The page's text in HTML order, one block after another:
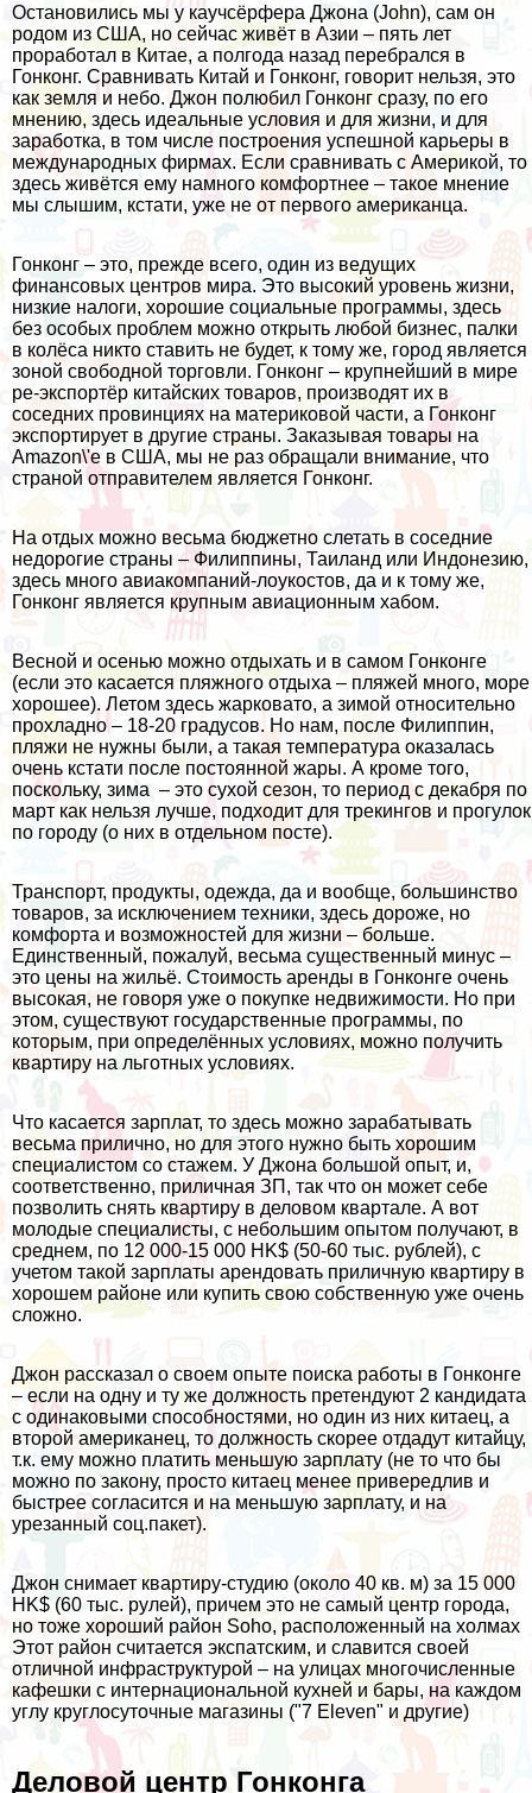
Остановились мы у каучсёрфера Джона (John), сам он
родом изСША, но сейчас живёт в Азии – пять лет
проработал в Китае, а полгода назад перебрался в
Гонконг. Сравнивать Китай и Гонконг, говорит нельзя, это
как земля и небо. Джон полюбил Гонконг сразу, по его
мнению, здесь идеальные условия и для жизни, и для
заработка, в том числе построения успешной карьеры в
международных фирмах. Если сравнивать с Америкой, то
здесь живётся ему намного комфортнее – такое мнение
мы слышим, кстати, уже не от первого американца.
Гонконг – это, прежде всего, один из ведущих
финансовых центров мира. Это высокий уровень жизни,
низкие налоги, хорошие социальные программы, здесь
без особых проблем можно открыть любой бизнес, палки
в колёса никто ставить не будет, к тому же, город является
зоной свободной торговли. Гонконг – крупнейший в мире
ре-экспортёр китайских товаров, производят их в
соседних провинциях на материковой части, а Гонконг
экспортирует в другие страны. Заказывая товары на
Amazon\'e в США, мы не раз обращали внимание, что
страной отправителем является Гонконг.
На отдых можно весьма бюджетно слетать в соседние
недорогие страны –Филиппины, Таиланд или Индонезию,
здесь много авиакомпаний-лоукостов, да и к тому же,
Гонконг является крупным авиационным хабом.
Весной и осенью можно отдыхать и в самом Гонконге
(если это касается пляжного отдыха – пляжей много, море
хорошее). Летом здесь жарковато, а зимой относительно
прохладно – 18-20 градусов. Но нам, после Филиппин,
пляжи не нужны были, а такая температура оказалась
очень кстати после постоянной жары. А кроме того,
поскольку, зима – это сухой сезон, то период с декабря по
март как нельзя лучше, подходит для трекингов и прогулок
по городу (о них в отдельном посте).
Транспорт, продукты, одежда, да и вообще, большинство
товаров, за исключением техники, здесь дороже, но
комфорта и возможностей для жизни – больше.
Единственный, пожалуй, весьма существенный минус –
это цены на жильё. Стоимость аренды в Гонконге очень
высокая, не говоря уже о покупке недвижимости. Но при
этом, существуют государственные программы, по
которым, при определённых условиях, можно получить
квартиру на льготных условиях.
Что касается зарплат, то здесь можно зарабатывать
весьма прилично, но для этого нужно быть хорошим
специалистом со стажем. У Джона большой опыт, и,
соответственно, приличная ЗП, так что он может себе
позволить снять квартиру в деловом квартале. А вот
молодые специалисты, с небольшим опытом получают, в
среднем, по 12 000-15 000 HK$ (50-60 тыс. рублей), c
учетом такой зарплаты арендовать приличную квартиру в
хорошем районе или купить свою собственную уже очень
сложно.
Джон рассказал о своем опыте поиска работы в Гонконге
– если на одну и ту же должность претендуют 2 кандидата
с одинаковыми способностями, но один из них китаец, а
второй американец, то должность скорее отдадут китайцу,
т.к. ему можно платить меньшую зарплату (не то что бы
можно по закону, просто китаец менее привередлив и
быстрее согласится и на меньшую зарплату, и на
урезанный соц.пакет).
Джон снимает квартиру-студию (около 40 кв. м) за 15 000
HK$ (60 тыс. рулей), причем это не самый центр города,
но тоже хороший район Soho, расположенный на холмах
Этот район считается экспатским, и славится своей
отличной инфраструктурой – на улицах многочисленные
кафешки с интернациональной кухней и бары, на каждом
углу круглосуточные магазины ("7 Eleven" и другие)
Деловой центр Гонконга